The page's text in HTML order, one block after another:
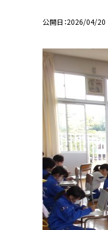
公開日 2026/04/20